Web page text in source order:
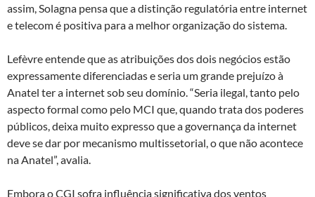
assim, Solagna pensa que a distinção regulatória entre internet
e telecom é positiva para a melhor organização do sistema.
Lefèvre entende que as atribuições dos dois negócios estão
expressamente diferenciadas e seria um grande prejuízo à
Anatel ter a internet sob seu domínio. “Seria ilegal, tanto pelo
aspecto formal como pelo MCI que, quando trata dos poderes
públicos, deixa muito expresso que a governança da internet
deve se dar por mecanismo multissetorial, o que não acontece
na Anatel”, avalia.
Embora o CGI sofra influência significativa dos ventos